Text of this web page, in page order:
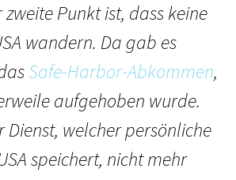
Punkt ist, dass keine
wandern. Da gab es
Safe-Harbor-Abkommen,
aufgehoben wurde.
Dienst, welcher persönliche
speichert, nicht mehr